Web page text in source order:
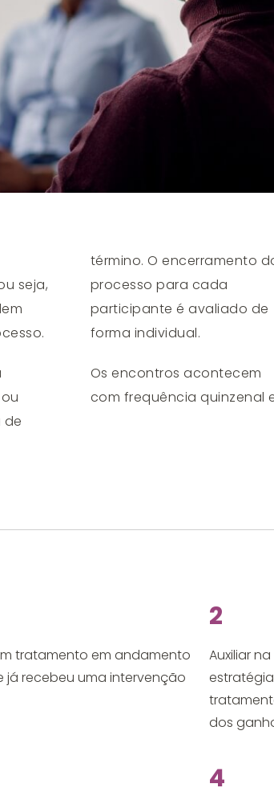
seja,
de
término. O encerramento
processo para cada
participante é avaliado de
forma individual.
Os encontros acontecem
com frequência quinzenal
tratamento em andamento
já recebeu uma intervenção
2
Auxiliar
dos
4